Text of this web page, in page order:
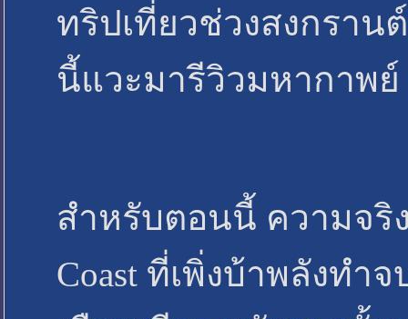
ทริปเที่ยวช่วงสงกราน
นี้แวะมารีวิวมหากาพ
สำหรับตอนนี้ ความจริ
Coast ที่เพิ่งบ้าพลังทำ